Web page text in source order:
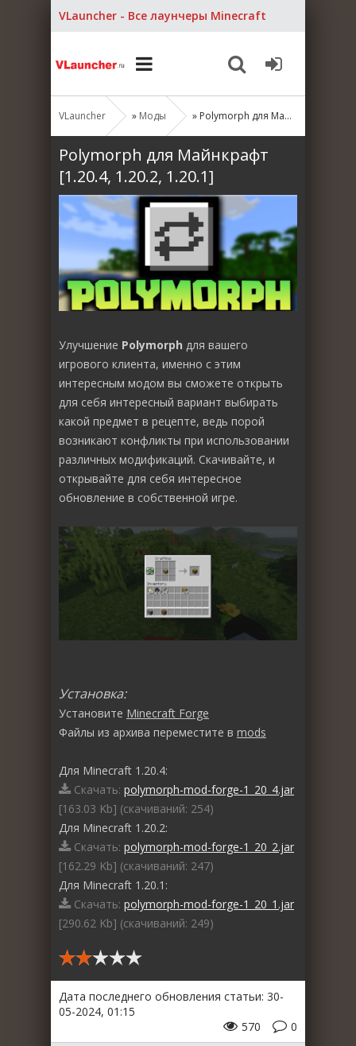
VLauncher - Все лаунчеры Minecraft
VLauncher » Моды » Polymorph для Майнкрафт [1.20.4, 1.20.2, 1.20.1]
Polymorph для Майнкрафт
[1.20.4, 1.20.2, 1.20.1]
Улучшение Polymorph для вашего
игрового клиента, именно с этим
интересным модом вы сможете открыть
для себя интересный вариант выбирать
какой предмет в рецепте, ведь порой
возникают конфликты при использовании
различных модификаций. Скачивайте, и
открывайте для себя интересное
обновление в собственной игре.
Установка:
Установите Minecraft Forge
Файлы из архива переместите в mods
Для Minecraft 1.20.4:
Скачать: polymorph-mod-forge-1_20_4.jar
[163.03 Kb] (cкачиваний: 254)
Для Minecraft 1.20.2:
Скачать: polymorph-mod-forge-1_20_2.jar
[162.29 Kb] (cкачиваний: 247)
Для Minecraft 1.20.1:
Скачать: polymorph-mod-forge-1_20_1.jar
[290.62 Kb] (cкачиваний: 249)
Дата последнего обновления статьи: 30-
05-2024, 01:15
0
570